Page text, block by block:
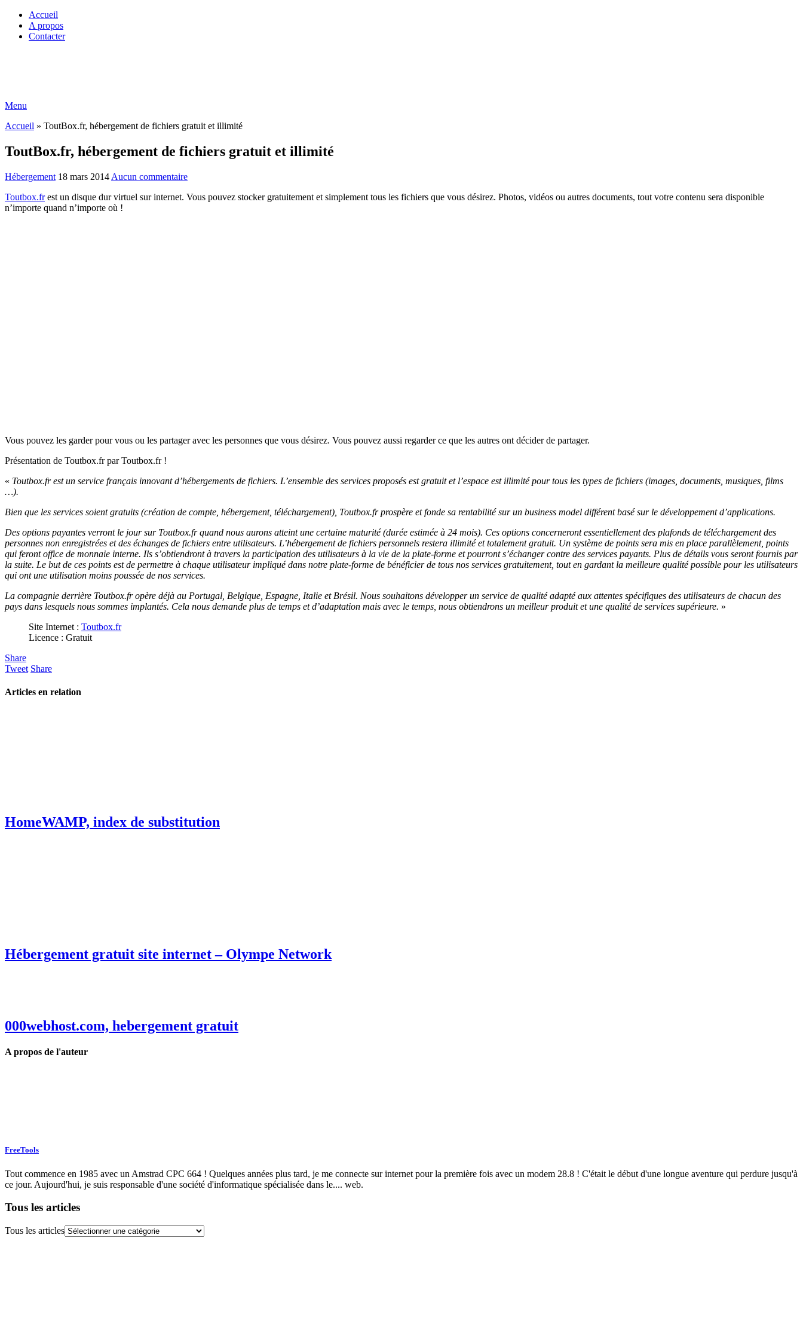
Accueil
A propos
Contacter
Menu
Accueil » ToutBox.fr, hébergement de fichiers gratuit et illimité
ToutBox.fr, hébergement de fichiers gratuit et illimité
Hébergement 18 mars 2014 Aucun commentaire
Toutbox.frest un disque dur virtuel sur internet. Vous pouvez stocker gratuitement et simplement tous les fichiers que vous désirez. Photos, vidéos ou autres documents, tout votre contenu sera disponible
n’importe quand n’importe où !
Vous pouvez les garder pour vous ou les partager avec les personnes que vous désirez. Vous pouvez aussi regarder ce que les autres ont décider de partager.
Présentation de Toutbox.fr par Toutbox.fr !
« Toutbox.fr est un service français innovant d’hébergements de fichiers. L’ensemble des services proposés est gratuit et l’espace est illimité pour tous les types de fichiers (images, documents, musiques, films
…).
Bien que les services soient gratuits (création de compte, hébergement, téléchargement), Toutbox.fr prospère et fonde sa rentabilité sur un business model différent basé sur le développement d’applications.
Des options payantes verront le jour sur Toutbox.fr quand nous aurons atteint une certaine maturité (durée estimée à 24 mois). Ces options concerneront essentiellement des plafonds de téléchargement des
personnes non enregistrées et des échanges de fichiers entre utilisateurs. L’hébergement de fichiers personnels restera illimité et totalement gratuit. Un système de points sera mis en place parallèlement, points
qui feront office de monnaie interne. Ils s’obtiendront à travers la participation des utilisateurs à la vie de la plate-forme et pourront s’échanger contre des services payants. Plus de détails vous seront fournis par
la suite. Le but de ces points est de permettre à chaque utilisateur impliqué dans notre plate-forme de bénéficier de tous nos services gratuitement, tout en gardant la meilleure qualité possible pour les utilisateurs
qui ont une utilisation moins poussée de nos services.
La compagnie derrière Toutbox.fr opère déjà au Portugal, Belgique, Espagne, Italie et Brésil. Nous souhaitons développer un service de qualité adapté aux attentes spécifiques des utilisateurs de chacun des
pays dans lesquels nous sommes implantés. Cela nous demande plus de temps et d’adaptation mais avec le temps, nous obtiendrons un meilleur produit et une qualité de services supérieure. »
Site Internet : Toutbox.fr
Licence : Gratuit
Share
Tweet Share
Articles en relation
HomeWAMP, index de substitution
Hébergement gratuit site internet – Olympe Network
000webhost.com, hebergement gratuit
A propos de l'auteur
FreeTools
Tout commence en 1985 avec un Amstrad CPC 664 ! Quelques années plus tard, je me connecte sur internet pour la première fois avec un modem 28.8 ! C'était le début d'une longue aventure qui perdure jusqu'à
ce jour. Aujourd'hui, je suis responsable d'une société d'informatique spécialisée dans le.... web.
Tous les articles
Tous les articles